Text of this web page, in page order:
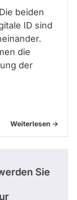
beiden
ID sind
die
der
Weiterlesen ->
Sie